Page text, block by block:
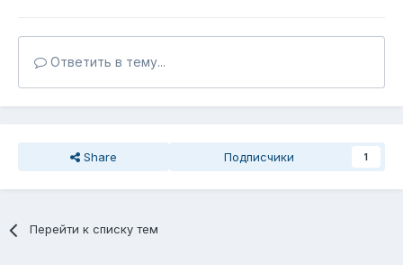
Ответить в тему...
Share Подписчики 1
Перейти к списку тем